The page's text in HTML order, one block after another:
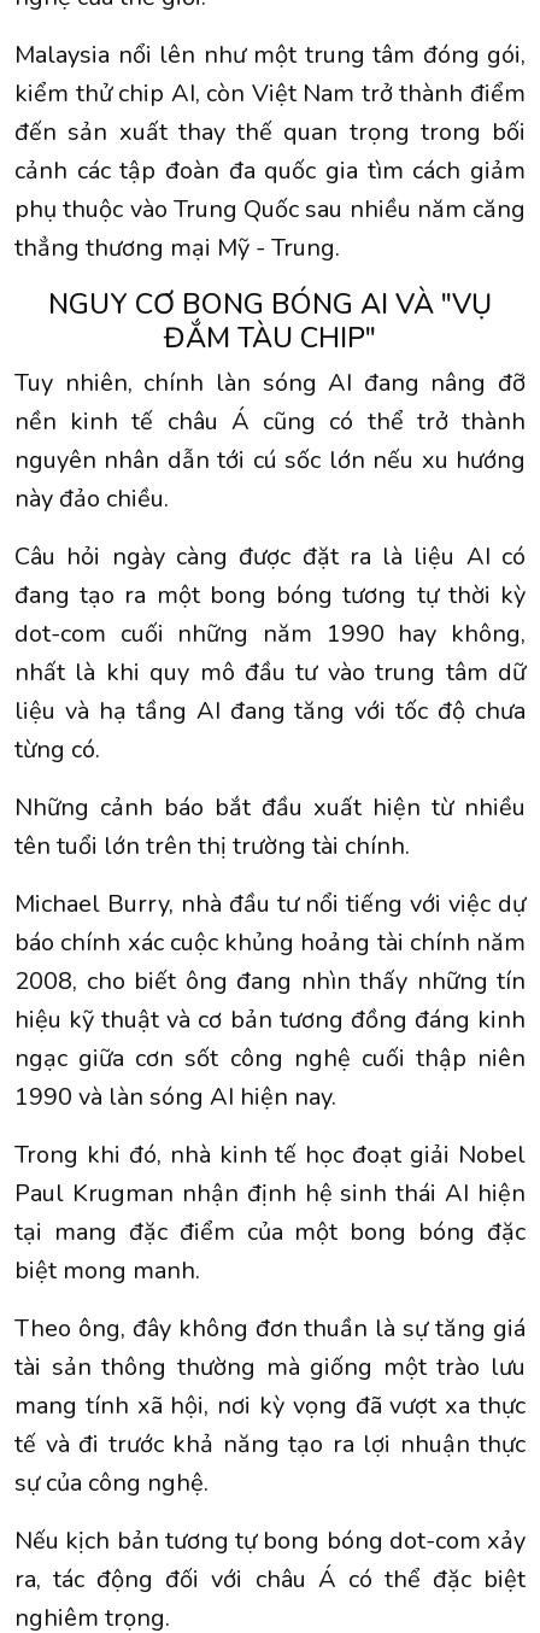
Malaysia nổi lên như một trung tâm đóng gói,
kiểm thử chip AI, còn Việt Nam trở thành điểm
đến sản xuất thay thế quan trọng trong bối
cảnh các tập đoàn đa quốc gia tìm cách giảm
phụ thuộc vào Trung Quốc sau nhiều năm căng
thẳng thương mại Mỹ - Trung.
NGUY CƠ BONG BÓNG AI VÀ "VỤ
ĐẮM TÀU CHIP"
Tuy nhiên, chính làn sóng AI đang nâng đỡ
nền kinh tế châu Á cũng có thể trở thành
nguyên nhân dẫn tới cú sốc lớn nếu xu hướng
này đảo chiều.
Câu hỏi ngày càng được đặt ra là liệu AI có
đang tạo ra một bong bóng tương tự thời kỳ
dot-com cuối những năm 1990 hay không,
nhất là khi quy mô đầu tư vào trung tâm dữ
liệu và hạ tầng AI đang tăng với tốc độ chưa
từng có.
Những cảnh báo bắt đầu xuất hiện từ nhiều
tên tuổi lớn trên thị trường tài chính.
Michael Burry, nhà đầu tư nổi tiếng với việc dự
báo chính xác cuộc khủng hoảng tài chính năm
2008, cho biết ông đang nhìn thấy những tín
hiệu kỹ thuật và cơ bản tương đồng đáng kinh
ngạc giữa cơn sốt công nghệ cuối thập niên
1990 và làn sóng AI hiện nay.
Trong khi đó, nhà kinh tế học đoạt giải Nobel
Paul Krugman nhận định hệ sinh thái AI hiện
tại mang đặc điểm của một bong bóng đặc
biệt mong manh.
Theo ông, đây không đơn thuần là sự tăng giá
tài sản thông thường mà giống một trào lưu
mang tính xã hội, nơi kỳ vọng đã vượt xa thực
tế và đi trước khả năng tạo ra lợi nhuận thực
sự của công nghệ.
Nếu kịch bản tương tự bong bóng dot-com xảy
ra, tác động đối với châu Á có thể đặc biệt
nghiêm trọng.